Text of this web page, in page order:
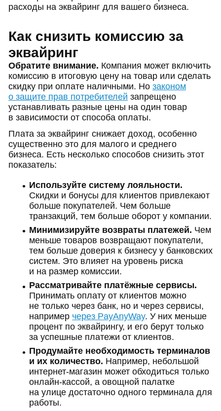
расходы на эквайринг для вашего бизнеса.
Как снизить комиссию за
эквайринг
Обратите внимание. Компания может включить
комиссию в итоговую цену на товар или сделать
скидку при оплате наличными. Но законом
о защите прав потребителей запрещено
устанавливать разные цены на один товар
в зависимости от способа оплаты.
Плата за эквайринг снижает доход, особенно
существенно это для малого и среднего
бизнеса. Есть несколько способов снизить этот
показатель:
Используйте систему лояльности.
Скидки и бонусы для клиентов привлекают
больше покупателей. Чем больше
транзакций, тем больше оборот у компании.
Минимизируйте возвраты платежей. Чем
меньше товаров возвращают покупатели,
тем больше доверия к бизнесу у банковских
систем. Это влияет на уровень риска
и на размер комиссии.
Рассматривайте платёжные сервисы.
Принимать оплату от клиентов можно
не только через банк, но и через сервисы,
например через PayAnyWay. У них меньше
процент по эквайрингу, и его берут только
за успешные платежи от клиентов.
Продумайте необходимость терминалов
и их количество. Например, небольшой
интернет-магазин может обходиться только
онлайн-кассой, а овощной палатке
на улице достаточно одного терминала для
работы.